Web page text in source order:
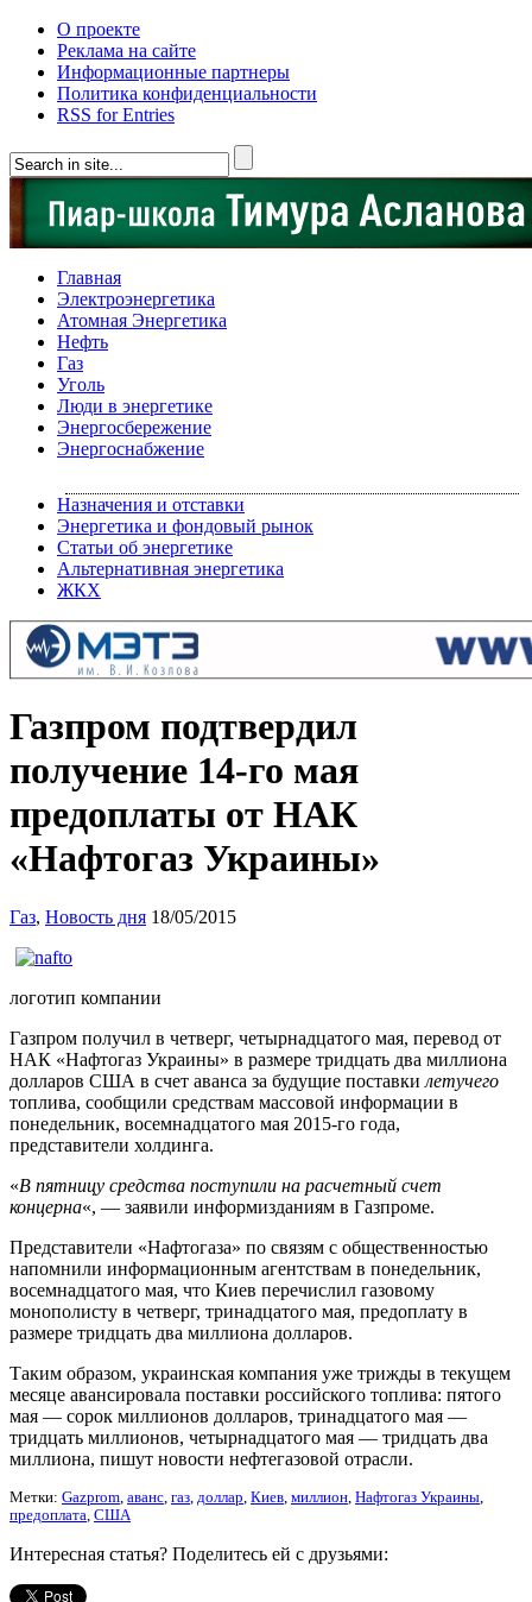
О проекте
Реклама на сайте
Информационные партнеры
Политика конфиденциальности
RSS for Entries
Главная
Электроэнергетика
Атомная Энергетика
Нефть
Газ
Уголь
Люди в энергетике
Энергосбережение
Энергоснабжение
Назначения и отставки
Энергетика и фондовый рынок
Статьи об энергетике
Альтернативная энергетика
ЖКХ
Газпром подтвердил
получение 14-го мая
предоплаты от НАК
«Нафтогаз Украины»
Газ, Новость дня 18/05/2015
логотип компании
Газпром получил в четверг, четырнадцатого мая, перевод от
НАК «Нафтогаз Украины» в размере тридцать два миллиона
долларов США в счет аванса за будущие поставки летучего
топлива, сообщили средствам массовой информации в
понедельник, восемнадцатого мая 2015-го года,
представители холдинга.
«В пятницу средства поступили на расчетный счет
концерна«, — заявили информизданиям в Газпроме.
Представители «Нафтогаза» по связям с общественностью
напомнили информационным агентствам в понедельник,
восемнадцатого мая, что Киев перечислил газовому
монополисту в четверг, тринадцатого мая, предоплату в
размере тридцать два миллиона долларов.
Таким образом, украинская компания уже трижды в текущем
месяце авансировала поставки российского топлива: пятого
мая — сорок миллионов долларов, тринадцатого мая —
тридцать миллионов, четырнадцатого мая — тридцать два
миллиона, пишут новости нефтегазовой отрасли.
Метки: Gazprom, аванс, газ, доллар, Киев, миллион, Нафтогаз Украины,
предоплата, США
Интересная статья? Поделитесь ей с друзьями: